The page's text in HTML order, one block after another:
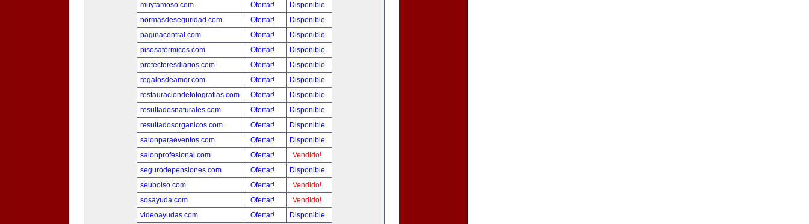
muyfamoso.com
Ofertar!
Disponible
normasdeseguridad.com
Ofertar!
Disponible
paginacentral.com
Ofertar!
Disponible
pisosatermicos.com
Ofertar!
Disponible
protectoresdiarios.com
Ofertar!
Disponible
regalosdeamor.com
Ofertar!
Disponible
restauraciondefotografias.com
Ofertar!
Disponible
resultadosnaturales.com
Ofertar!
Disponible
resultadosorganicos.com
Ofertar!
Disponible
salonparaeventos.com
Ofertar!
Disponible
salonprofesional.com
Ofertar!
Vendido!
segurodepensiones.com
Ofertar!
Disponible
seubolso.com
Ofertar!
Vendido!
sosayuda.com
Ofertar!
Vendido!
videoayudas.com
Ofertar! Disponible